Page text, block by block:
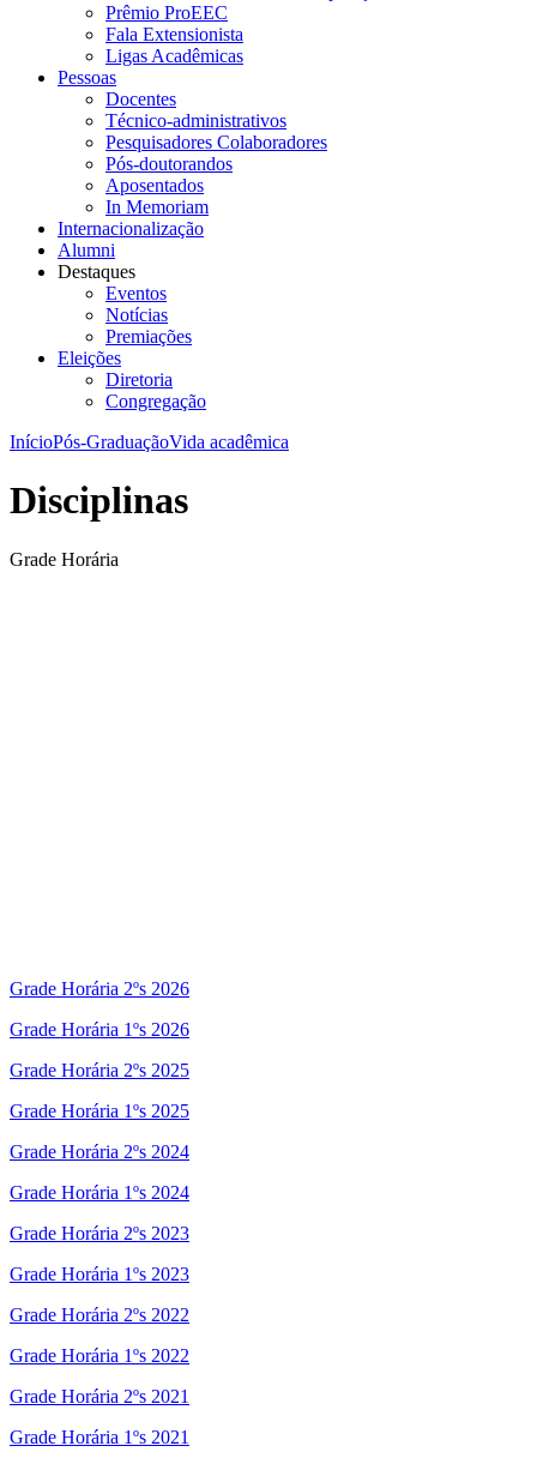
Prêmio ProEEC
Fala Extensionista
Ligas Acadêmicas
Pessoas
Docentes
Técnico-administrativos
Pesquisadores Colaboradores
Pós-doutorandos
Aposentados
In Memoriam
Internacionalização
Alumni
Destaques
Eventos
Notícias
Premiações
Eleições
Diretoria
Congregação
InícioPós-GraduaçãoVida acadêmica
Disciplinas
Grade Horária
Grade Horária 2ºs 2026
Grade Horária 1ºs 2026
Grade Horária 2ºs 2025
Grade Horária 1ºs 2025
Grade Horária 2ºs 2024
Grade Horária 1ºs 2024
Grade Horária 2ºs 2023
Grade Horária 1ºs 2023
Grade Horária 2ºs 2022
Grade Horária 1ºs 2022
Grade Horária 2ºs 2021
Grade Horária 1ºs 2021